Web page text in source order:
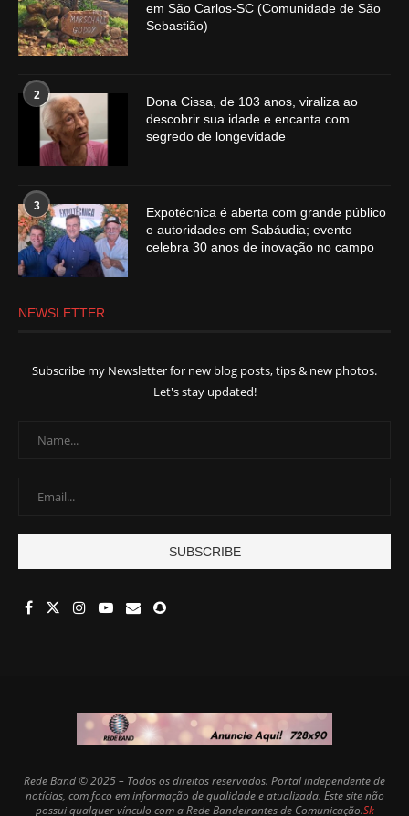
em São Carlos-SC (Comunidade de São
Sebastião)
2
Dona Cissa, de 103 anos, viraliza ao
descobrir sua idade e encanta com
segredo de longevidade
3
Expotécnica é aberta com grande público
e autoridades em Sabáudia; evento
celebra 30 anos de inovação no campo
NEWSLETTER
Subscribe my Newsletter for new blog posts, tips & new photos.
Let's stay updated!
Rede Band © 2025 – Todos os direitos reservados. Portal independente de
notícias, com foco em informação de qualidade e atualizada. Este site não
possui qualquer vínculo com a Rede Bandeirantes de Comunicação.Sk